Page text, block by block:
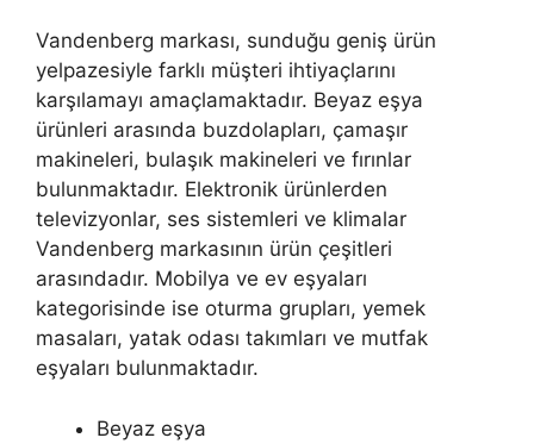
Vandenberg markası, sunduğu geniş ürün
yelpazesiyle farklı müşteri ihtiyaçlarını
karşılamayı amaçlamaktadır. Beyaz eşya
ürünleri arasında buzdolapları, çamaşır
makineleri, bulaşık makineleri ve fırınlar
bulunmaktadır. Elektronik ürünlerden
televizyonlar, ses sistemleri ve klimalar
Vandenberg markasının ürün çeşitleri
arasındadır. Mobilya ve ev eşyaları
kategorisinde ise oturma grupları, yemek
masaları, yatak odası takımları ve mutfak
eşyaları bulunmaktadır.
Beyaz eşya